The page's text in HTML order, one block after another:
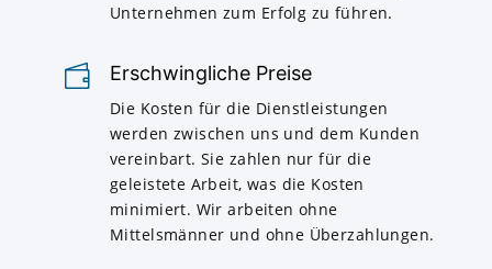
Unternehmen zum Erfolg zu führen.
Erschwingliche Preise
Die Kosten für die Dienstleistungen
werden zwischen uns und dem Kunden
vereinbart. Sie zahlen nur für die
geleistete Arbeit, was die Kosten
minimiert. Wir arbeiten ohne
Mittelsmänner und ohne Überzahlungen.